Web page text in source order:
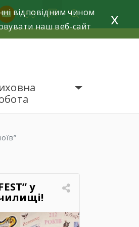
у
відповідним чином
наш веб-сайт
x